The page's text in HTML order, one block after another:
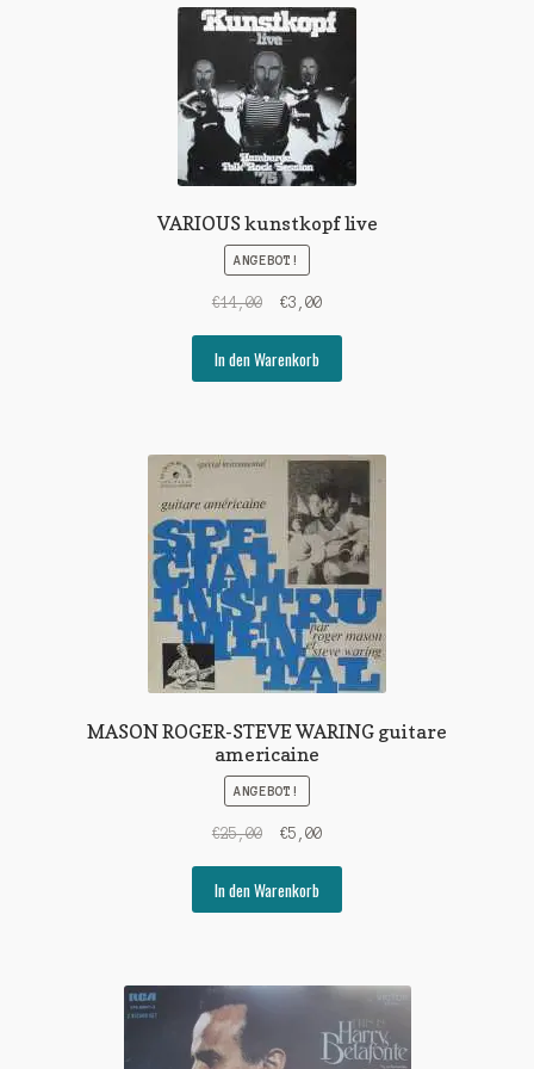
VARIOUS kunstkopf live
ANGEBOT!
€14,00
Ursprünglicher
war:
€14,00
€3,00Aktueller
€3,00.
In den Warenkorb
MASON ROGER-STEVE WARING guitare
americaine
ANGEBOT!
€25,00
Ursprünglicher
war:
€25,00
€5,00Aktueller
€5,00.
In den Warenkorb